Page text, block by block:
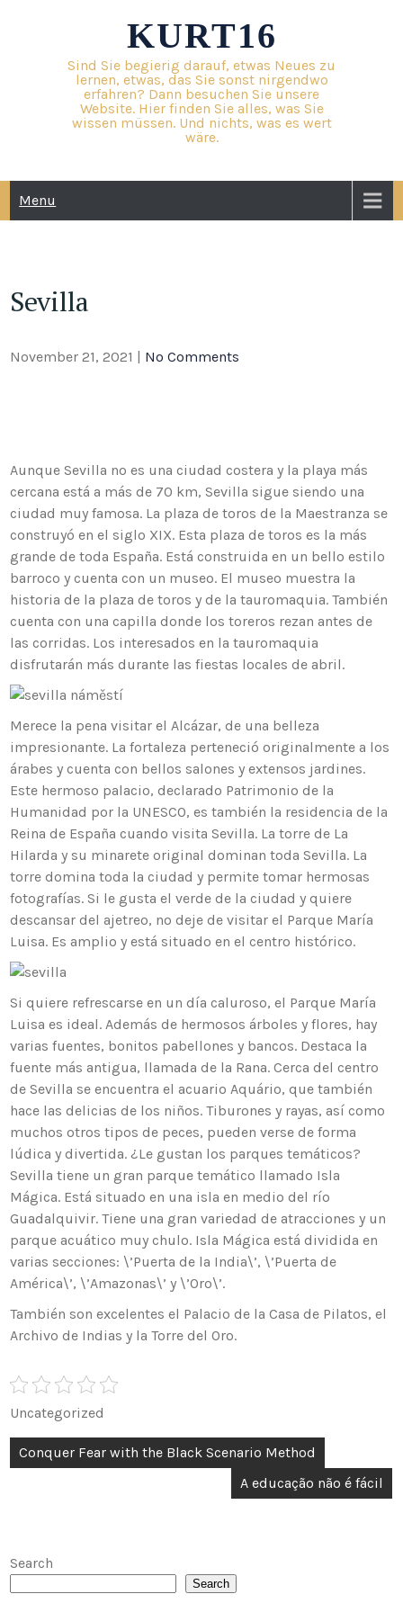
KURT16
Sind Sie begierig darauf, etwas Neues zu
lernen, etwas, das Sie sonst nirgendwo
erfahren? Dann besuchen Sie unsere
Website. Hier finden Sie alles, was Sie
wissen müssen. Und nichts, was es wert
wäre.
Menu
Sevilla
November 21, 2021 | No Comments
Aunque Sevilla no es una ciudad costera y la playa más
cercana está a más de 70 km, Sevilla sigue siendo una
ciudad muy famosa. La plaza de toros de la Maestranza se
construyó en el siglo XIX. Esta plaza de toros es la más
grande de toda España. Está construida en un bello estilo
barroco y cuenta con un museo. El museo muestra la
historia de la plaza de toros y de la tauromaquia. También
cuenta con una capilla donde los toreros rezan antes de
las corridas. Los interesados en la tauromaquia
disfrutarán más durante las fiestas locales de abril.
Merece la pena visitar el Alcázar, de una belleza
impresionante. La fortaleza perteneció originalmente a los
árabes y cuenta con bellos salones y extensos jardines.
Este hermoso palacio, declarado Patrimonio de la
Humanidad por la UNESCO, es también la residencia de la
Reina de España cuando visita Sevilla. La torre de La
Hilarda y su minarete original dominan toda Sevilla. La
torre domina toda la ciudad y permite tomar hermosas
fotografías. Si le gusta el verde de la ciudad y quiere
descansar del ajetreo, no deje de visitar el Parque María
Luisa. Es amplio y está situado en el centro histórico.
Si quiere refrescarse en un día caluroso, el Parque María
Luisa es ideal. Además de hermosos árboles y flores, hay
varias fuentes, bonitos pabellones y bancos. Destaca la
fuente más antigua, llamada de la Rana. Cerca del centro
de Sevilla se encuentra el acuario Aquário, que también
hace las delicias de los niños. Tiburones y rayas, así como
muchos otros tipos de peces, pueden verse de forma
lúdica y divertida. ¿Le gustan los parques temáticos?
Sevilla tiene un gran parque temático llamado Isla
Mágica. Está situado en una isla en medio del río
Guadalquivir. Tiene una gran variedad de atracciones y un
parque acuático muy chulo. Isla Mágica está dividida en
varias secciones: \’Puerta de la India\’, \’Puerta de
América\’, \’Amazonas\’ y \’Oro\’.
También son excelentes el Palacio de la Casa de Pilatos, el
Archivo de Indias y la Torre del Oro.
Uncategorized
Post
Conquer Fear with the Black Scenario Method
A educação não é fácil
Search
Search